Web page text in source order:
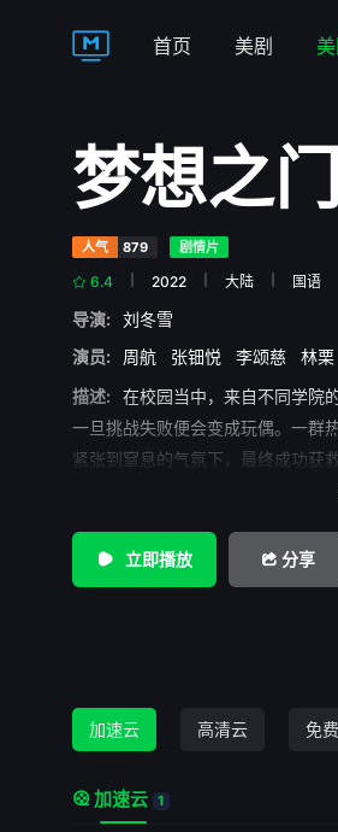
首页 美剧
梦想之门
人气 879 剧情片
6.4 2022 大陆 国语
导演:
刘冬雪
演员:
周航 张钿悦 李颂慈 林栗
描述:
在校园当中，来自不同学院
一旦挑战失败便会变成玩偶。一群
紧张到窒息的气氛下，最终成功获救
立即播放 分享
加速云 高清云 免
加速云 1